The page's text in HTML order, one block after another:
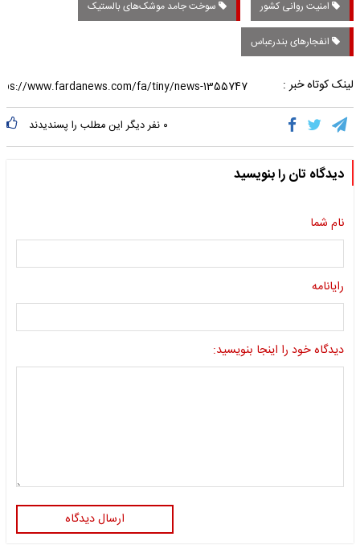
امنیت روانی کشور سوخت جامد موشک‌های بالستیک
انفجار‌های بندرعباس
لینک کوتاه خبر :
۰ نفر دیگر این مطلب را پسندیدند
دیدگاه تان را بنویسید
نام شما
رایانامه
دیدگاه خود را اینجا بنویسید:
ارسال دیدگاه